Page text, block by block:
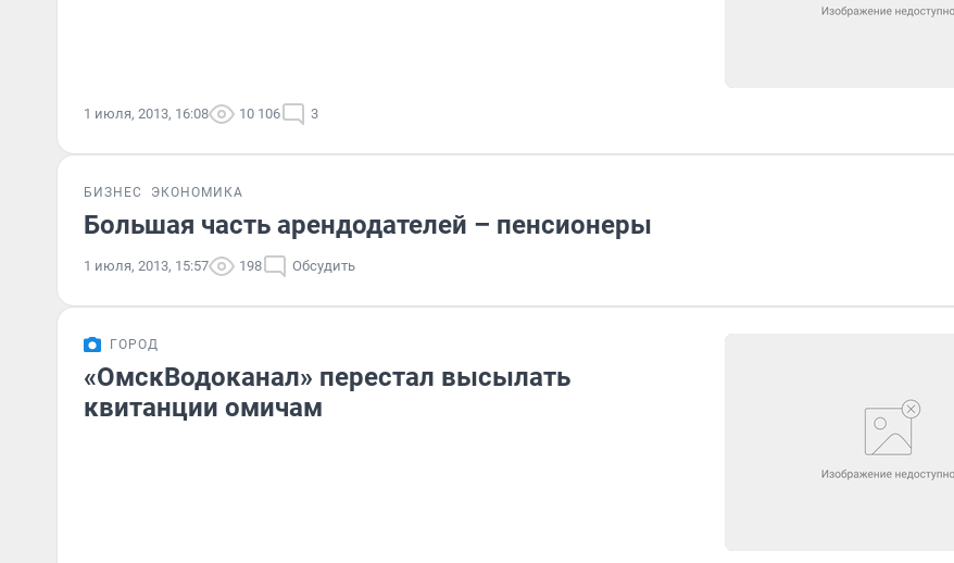
1 июля, 2013, 16:08 10 106 3
БИЗНЕС ЭКОНОМИКА
Большая часть арендодателей – пенсионеры
1 июля, 2013, 15:57 198 Обсудить
ГОРОД
«ОмскВодоканал» перестал высылать
квитанции омичам